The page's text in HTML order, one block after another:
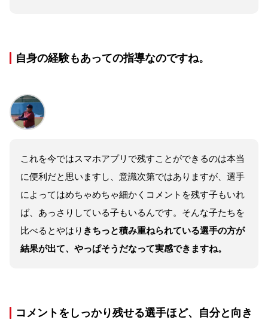
自身の経験もあっての指導なのですね。
これを今ではスマホアプリで残すことができるのは本当
に便利だと思いますし、意識次第ではありますが、選手
によってはめちゃめちゃ細かくコメントを残す子もいれ
ば、あっさりしている子もいるんです。そんな子たちを
比べるとやはり きちっと積み重ねられている選手の方が
結果が出て、やっぱそうだなって実感できますね。
コメントをしっかり残せる選手ほど、自分と向き